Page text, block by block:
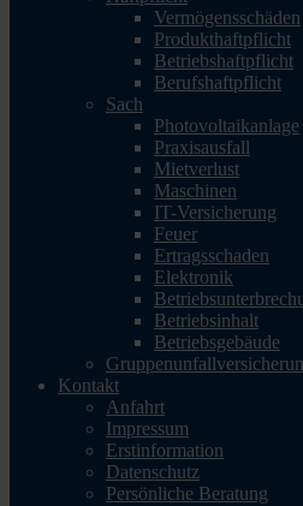
Vermögensschäden
Produkthaftpflicht
Betriebshaftpflicht
Berufshaftpflicht
Sach
Photovoltaikanlage
Praxisausfall
Mietverlust
Maschinen
IT-Versicherung
Feuer
Ertragsschaden
Elektronik
Betriebsinhalt
Betriebsgebäude
Kontakt
Anfahrt
Impressum
Erstinformation
Datenschutz
Persönliche Beratung